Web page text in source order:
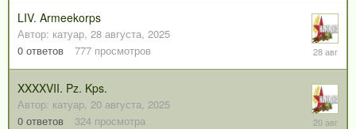
LIV. Armeekorps
Автор: катуар, 28 августа, 2025
0 ответов 777 просмотров
28
2025
XXXXVII. Pz. Kps.
Автор: катуар, 20 августа, 2025
0 ответов 324 просмотра
20